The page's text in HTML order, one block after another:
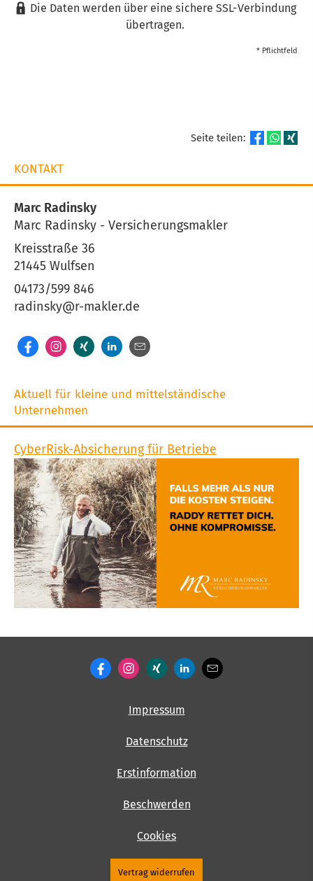
Die Daten werden über eine sichere SSL-Verbindung
übertragen.
* Pflichtfeld
Seite teilen:
KONTAKT
Marc Radinsky
Marc Radinsky - Ver­sicherungs­makler
Kreisstraße 36
21445 Wulfsen
04173/599 846
radinsky@r-makler.de
Aktuell für kleine und mittelständische
Unternehmen
CyberRisk-Absicherung für Betriebe
Impressum
Datenschutz
Erstinformation
Beschwerden
Cookies
Vertrag widerrufen